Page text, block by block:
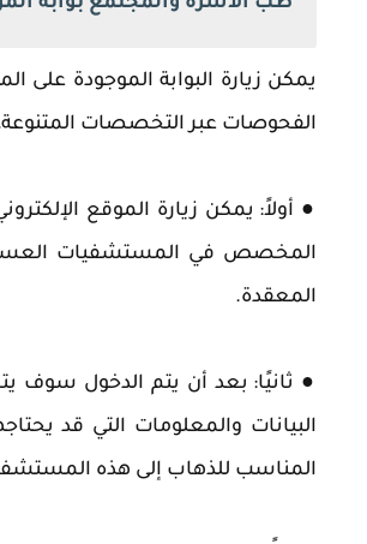
‏يمكن زيارة البوابة الموجودة
الفحوصات عبر التخصصات
● أولاً: يمكن زيارة الموقع
المخصص في المستشفيات
المعقدة.
● ثانيًا: بعد أن يتم الدخول سوف
البيانات والمعلومات التي قد
المناسب للذهاب إلى هذه